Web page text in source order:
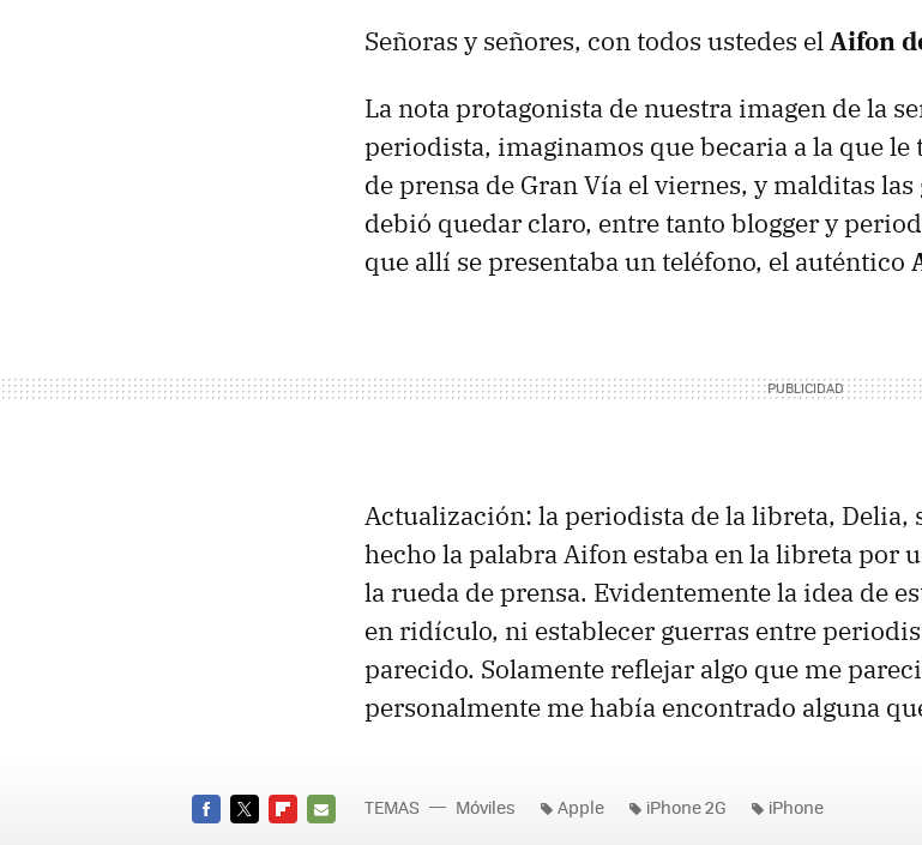
Señoras y señores, con todos ustedes elAifon
La nota protagonista de nuestra imagen de la
periodista, imaginamos que becaria a la que le
de prensa de Gran Vía el viernes, y malditas
debió quedar claro, entre tanto blogger y
que allí se presentaba un teléfono, el auténtico
Actualización: la periodista de la libreta, Delia,
hecho la palabra Aifon estaba en la libreta por
la rueda de prensa. Evidentemente la idea de
en ridículo, ni establecer guerras entre
parecido. Solamente reflejar algo que me
personalmente me había encontrado alguna
TEMAS Móviles Apple iPhone 2G iPhone